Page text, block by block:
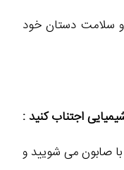
و سلامت دستان خود
اجتناب کنید :
صابون می شویید و